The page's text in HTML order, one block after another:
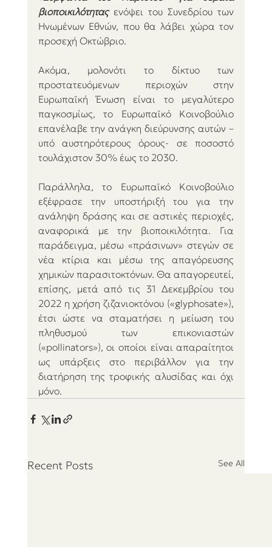
βιοποικιλότητας ενόψει του Συνεδρίου των
Ηνωμένων Εθνών, που θα λάβει χώρα τον
προσεχή Οκτώβριο.
Ακόμα, μολονότι το δίκτυο των
προστατευόμενων περιοχών στην
Ευρωπαϊκή Ένωση είναι το μεγαλύτερο
παγκοσμίως, το Ευρωπαϊκό Κοινοβούλιο
επανέλαβε την ανάγκη διεύρυνσης αυτών –
υπό αυστηρότερους όρους- σε ποσοστό
τουλάχιστον 30% έως το 2030.
Παράλληλα, το Ευρωπαϊκό Κοινοβούλιο
εξέφρασε την υποστήριξή του για την
ανάληψη δράσης και σε αστικές περιοχές,
αναφορικά με την βιοποικιλότητα. Για
παράδειγμα, μέσω «πράσινων» στεγών σε
νέα κτίρια και μέσω της απαγόρευσης
χημικών παρασιτοκτόνων. Θα απαγορευτεί,
επίσης, μετά από τις 31 Δεκεμβρίου του
2022 η χρήση ζιζανιοκτόνου («glyphosate»),
έτσι ώστε να σταματήσει η μείωση του
πληθυσμού των επικονιαστών
(«pollinators»), οι οποίοι είναι απαραίτητοι
ως υπάρξεις στο περιβάλλον για την
διατήρηση της τροφικής αλυσίδας και όχι
μόνο.
Recent Posts See All